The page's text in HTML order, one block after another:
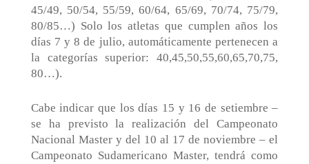
45/49, 50/54, 55/59, 60/64, 65/69, 70/74, 75/79,
80/85…) Solo los atletas que cumplen años los
días 7 y 8 de julio, automáticamente pertenecen a
la categorías superior: 40,45,50,55,60,65,70,75,
80…).
Cabe indicar que los días 15 y 16 de setiembre –
se ha previsto la realización del Campeonato
Nacional Master y del 10 al 17 de noviembre – el
Campeonato Sudamericano Master, tendrá como